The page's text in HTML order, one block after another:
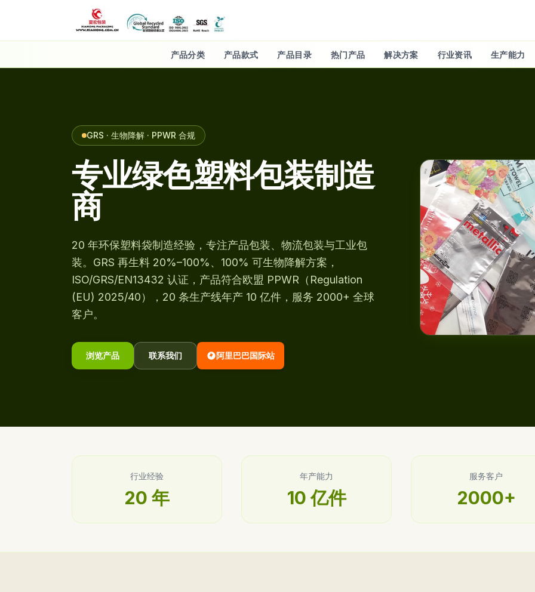
产品分类 产品款式 产品目录 热门产品 解决方案 行业资讯 生产能力
GRS · 生物降解 · PPWR 合规
专业绿色塑料包装制造
商
20 年环保塑料袋制造经验，专注产品包装、物流包装与工业包
装。GRS 再生料 20%–100%、100% 可生物降解方案，
ISO/GRS/EN13432 认证，产品符合欧盟 PPWR（Regulation
(EU) 2025/40），20 条生产线年产 10 亿件，服务 2000+ 全球
客户。
浏览产品 联系我们 阿里巴巴国际站
行业经验
20 年
年产能力
10 亿件
服务客户
2000+